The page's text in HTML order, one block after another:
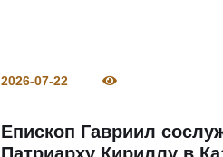
2026-07-22
Епископ Гавриил